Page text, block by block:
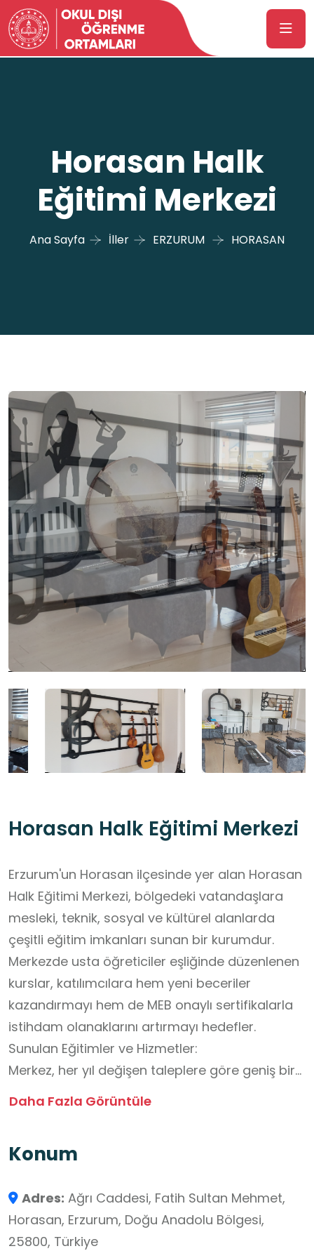
Horasan Halk
Eğitimi Merkezi
Ana Sayfa İller ERZURUM HORASAN
Horasan Halk Eğitimi Merkezi
Erzurum'un Horasan ilçesinde yer alan Horasan
Halk Eğitimi Merkezi, bölgedeki vatandaşlara
mesleki, teknik, sosyal ve kültürel alanlarda
çeşitli eğitim imkanları sunan bir kurumdur.
Merkezde usta öğreticiler eşliğinde düzenlenen
kurslar, katılımcılara hem yeni beceriler
kazandırmayı hem de MEB onaylı sertifikalarla
istihdam olanaklarını artırmayı hedefler.
Sunulan Eğitimler ve Hizmetler:
Merkez, her yıl değişen taleplere göre geniş bir
yelpazede kurslar açmaktadır:Mesleki ve Teknik
eğitimler (arıcılık vb.).Sınav Hazırlık: Mezunlara
Edebiyat, Tarih, Coğrafya).Kültürel ve Sportif
Faaliyetler: El sanatları, dikiş-nakış, okçuluk,
güreş ve atletizm kursları.Açık Öğretim
Daha Fazla Görüntüle
Konum
Adres: Ağrı Caddesi, Fatih Sultan Mehmet,
Horasan, Erzurum, Doğu Anadolu Bölgesi,
25800, Türkiye